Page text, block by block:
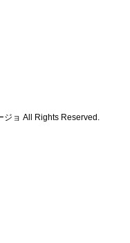
ジョ All Rights Reserved.